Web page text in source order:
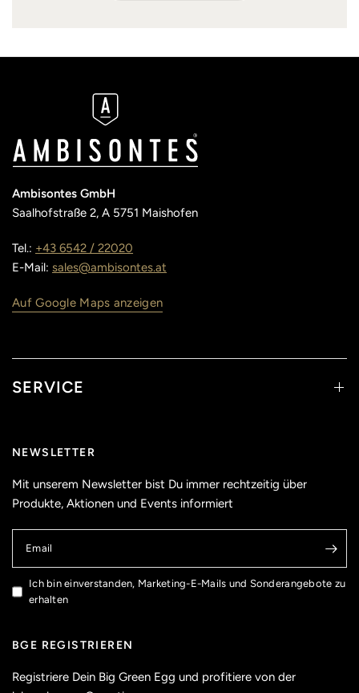
Ambisontes GmbH
Saalhofstraße 2, A 5751 Maishofen
Tel.: +43 6542 / 22020
E-Mail:sales@ambisontes.at
Auf Google Maps anzeigen
SERVICE
NEWSLETTER
Mit unserem Newsletter bist Du immer rechtzeitig über
Produkte, Aktionen und Events informiert
Email
Ich bin einverstanden, Marketing-E-Mails und Sonderangebote zu
erhalten
BGE REGISTRIEREN
Registriere Dein Big Green Egg und profitiere von der